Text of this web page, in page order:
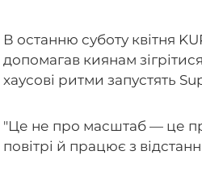
В останню суботу квітня
допомагав киянам
хаусові ритми запустять
"Це не про масштаб — це
повітрі й працює з